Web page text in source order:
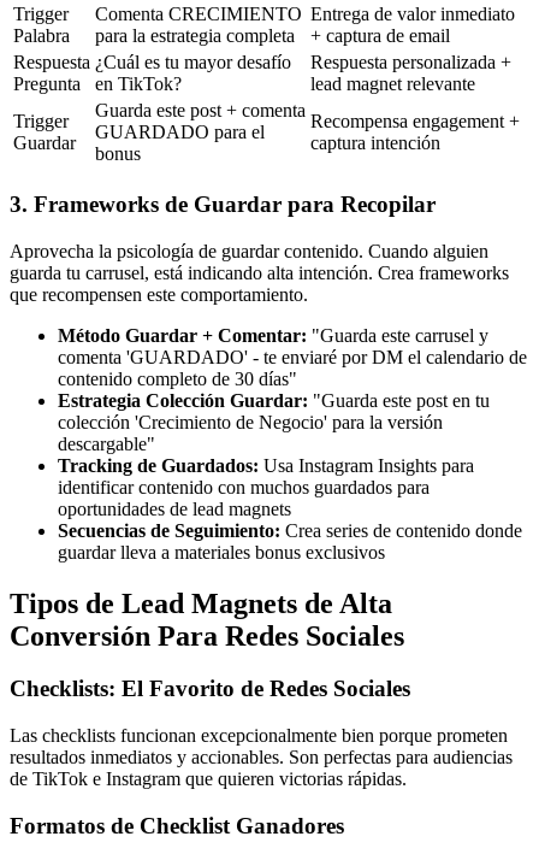
Trigger
Palabra
Comenta CRECIMIENTO
para la estrategia completa
Entrega de valor inmediato
+ captura de email
Respuesta
Pregunta
¿Cuál es tu mayor desafío
en TikTok?
Respuesta personalizada +
lead magnet relevante
Trigger
Guardar
Guarda este post + comenta
GUARDADO para el
bonus
Recompensa engagement +
captura intención
3. Frameworks de Guardar para Recopilar
Aprovecha la psicología de guardar contenido. Cuando alguien
guarda tu carrusel, está indicando alta intención. Crea frameworks
que recompensen este comportamiento.
Método Guardar + Comentar: "Guarda este carrusel y
comenta 'GUARDADO' - te enviaré por DM el calendario de
contenido completo de 30 días"
Estrategia Colección Guardar: "Guarda este post en tu
colección 'Crecimiento de Negocio' para la versión
descargable"
Tracking de Guardados: Usa Instagram Insights para
identificar contenido con muchos guardados para
oportunidades de lead magnets
Secuencias de Seguimiento: Crea series de contenido donde
guardar lleva a materiales bonus exclusivos
Tipos de Lead Magnets de Alta
Conversión Para Redes Sociales
Checklists: El Favorito de Redes Sociales
Las checklists funcionan excepcionalmente bien porque prometen
resultados inmediatos y accionables. Son perfectas para audiencias
de TikTok e Instagram que quieren victorias rápidas.
Formatos de Checklist Ganadores